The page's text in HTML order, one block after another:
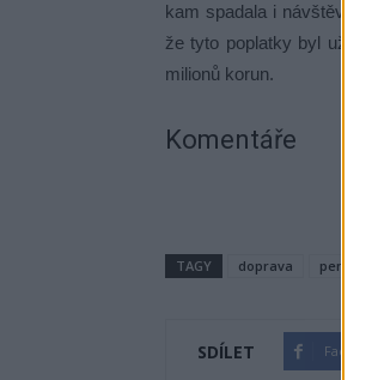
kam spadala i návštěva
že tyto poplatky byl už
milionů korun.
Komentáře
TAGY doprava peníze
SDÍLET Facebook